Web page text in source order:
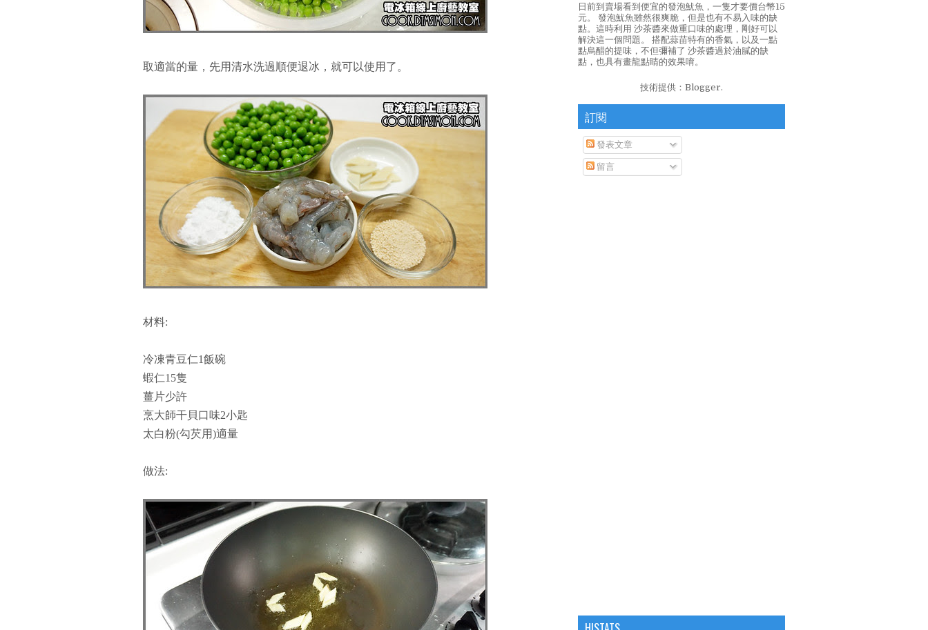
取適當的量，先用清水洗過順便退冰，就可以使用了。
材料:
冷凍青豆仁1飯碗
蝦仁15隻
薑片少許
烹大師干貝口味2小匙
太白粉(勾芡用)適量
做法:
日前到賣場看到便宜的發泡魷魚，一隻才要價台幣15
元。 發泡魷魚雖然很爽脆，但是也有不易入味的缺
點。這時利用 沙茶醬來做重口味的處理，剛好可以
解決這一個問題。 搭配蒜苗特有的香氣，以及一點
點烏醋的提味，不但彌補了 沙茶醬過於油膩的缺
點，也具有畫龍點睛的效果唷。
技術提供： Blogger.
訂閱
發表文章
留言